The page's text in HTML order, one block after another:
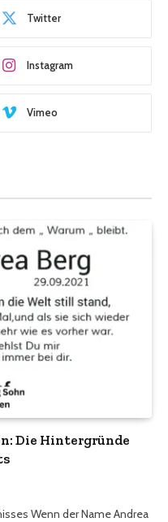
Twitter
Instagram
Vimeo
Die Hintergründe
Wenn der Name Andrea